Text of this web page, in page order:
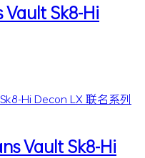
Vault Sk8-Hi
Vault Sk8-Hi